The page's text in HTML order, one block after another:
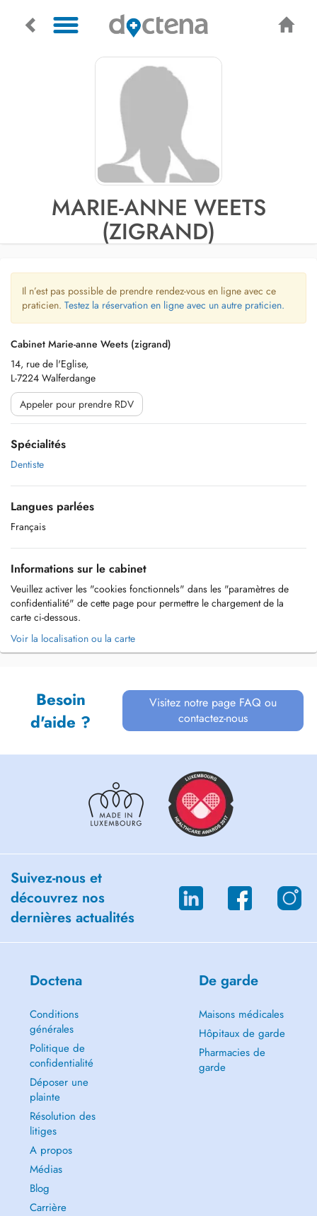
MARIE-ANNE WEETS
(ZIGRAND)
Il n’est pas possible de prendre rendez-vous en ligne avec ce
praticien. Testez la réservation en ligne avec un autre praticien.
Cabinet Marie-anne Weets (zigrand)
14, rue de l'Eglise,
L-7224 Walferdange
Appeler pour prendre RDV
Spécialités
Dentiste
Langues parlées
Français
Informations sur le cabinet
Veuillez activer les "cookies fonctionnels" dans les "paramètres de
confidentialité" de cette page pour permettre le chargement de la
carte ci-dessous.
Voir la localisation ou la carte
Besoin
d'aide ?
Visitez notre page FAQ ou
contactez-nous
Suivez-nous et
découvrez nos
dernières actualités
Doctena
Conditions
générales
Politique de
confidentialité
Déposer une
plainte
Résolution des
litiges
A propos
Médias
Blog
Carrière
De garde
Maisons médicales
Hôpitaux de garde
Pharmacies de
garde